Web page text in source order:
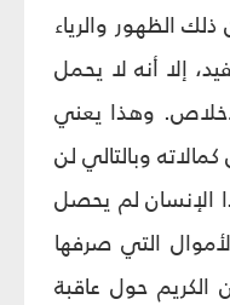
الظهور والرياء
إلا أنه لا يحمل
وهذا يعني
وبالتالي لن
الإنسان لم يحصل
التي صرفها
حول عاقبة